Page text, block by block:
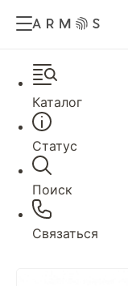
Каталог
Статус
Поиск
Связаться